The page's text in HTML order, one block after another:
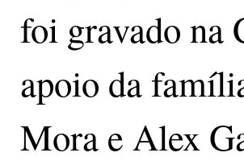
foi gravado na
apoio da
Mora e Alex